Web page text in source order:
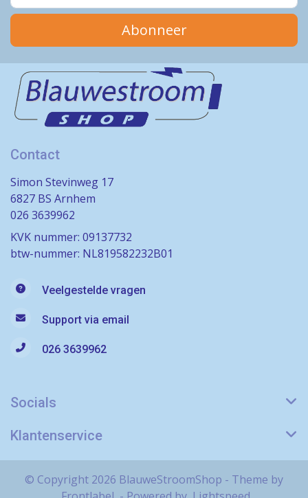
Abonneer
Contact
Simon Stevinweg 17
6827 BS Arnhem
026 3639962
KVK nummer: 09137732
btw-nummer: NL819582232B01
Veelgestelde vragen
Support via email
026 3639962
Socials
Klantenservice
© Copyright 2026 BlauweStroomShop - Theme by